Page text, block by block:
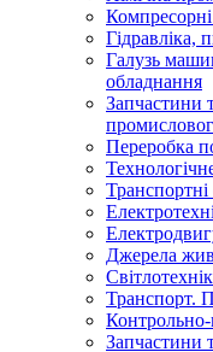
Гідравліка,
Галузь
обладнання
Запчастини
Переробка
Транспортні
Джерела
Транспорт.
Запчастини